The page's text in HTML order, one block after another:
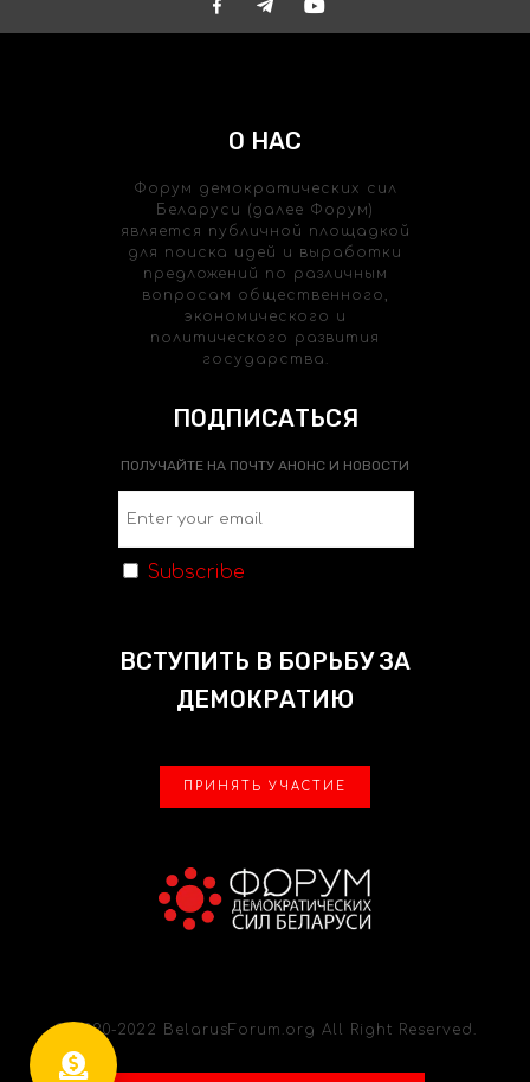
О НАС
Форум демократических сил
Беларуси (далее Форум)
является публичной площадкой
для поиска идей и выработки
предложений по различным
вопросам общественного,
экономического и
политического развития
государства.
ПОДПИСАТЬСЯ
ПОЛУЧАЙТЕ НА ПОЧТУ АНОНС И НОВОСТИ
Subscribe
ВСТУПИТЬ В БОРЬБУ ЗА
ДЕМОКРАТИЮ
ПРИНЯТЬ УЧАСТИЕ
© 2020-2022 BelarusForum.org All Right Reserved.